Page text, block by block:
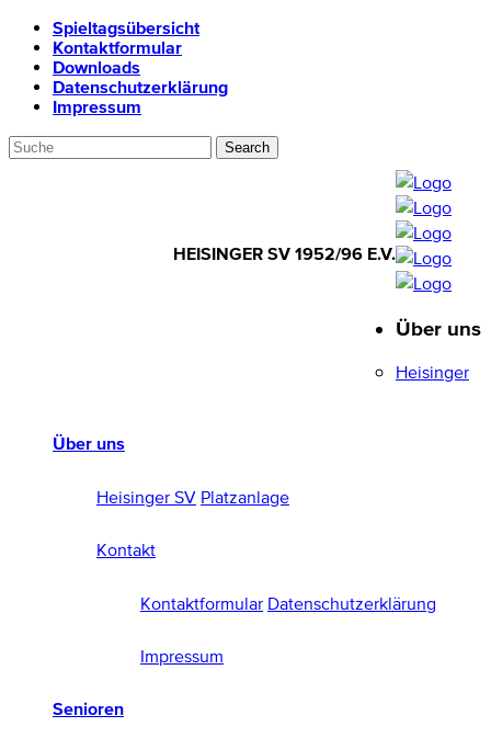
Spieltagsübersicht
Kontaktformular
Downloads
Datenschutzerklärung
Impressum
HEISINGER SV 1952/96 E.V.
1952/96 E.V.
Über uns
Heisinger SV Platzanlage
Kontakt
Kontaktformular Datenschutzerklärung
Impressum
Senioren
Über uns
Heisinger